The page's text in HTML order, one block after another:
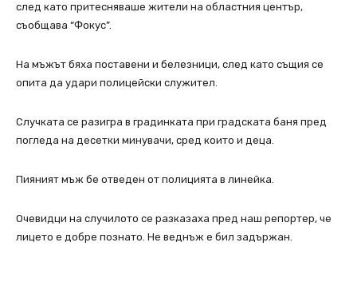
след като притесняваше жители на областния център,
съобщава “Фокус”.
На мъжът бяха поставени и белезници, след като същия се
опита да удари полицейски служител.
Случката се разигра в градинката при градската баня пред
погледа на десетки минувачи, сред които и деца.
Пияният мъж бе отведен от полицията в линейка.
Очевидци на случилото се разказаха пред наш репортер, че
лицето е добре познато. Не веднъж е бил задържан.